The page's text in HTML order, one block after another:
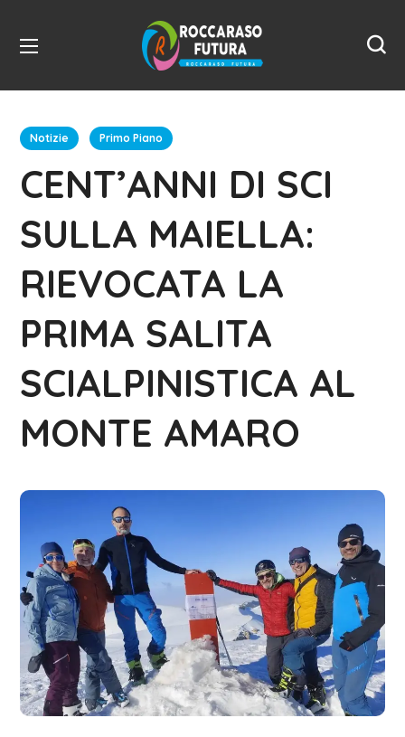
Notizie Primo Piano
CENT’ANNI DI SCI
SULLA MAIELLA:
RIEVOCATA LA
PRIMA SALITA
SCIALPINISTICA AL
MONTE AMARO